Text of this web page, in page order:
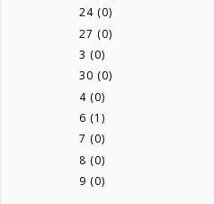
24 (0)
27 (0)
3 (0)
30 (0)
4 (0)
6 (1)
7 (0)
8 (0)
9 (0)